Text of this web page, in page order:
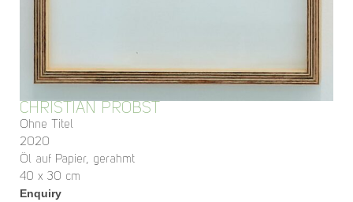
CHRISTIAN PROBST
Ohne Titel
2020
Öl auf Papier, gerahmt
40 x 30 cm
Enquiry